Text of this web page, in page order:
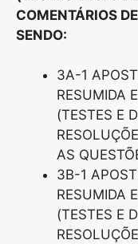
COMENTÁRIOS
SENDO:
3A-1
RESUMIDA
(TESTES E
AS
3B-1
RESUMIDA
(TESTES E